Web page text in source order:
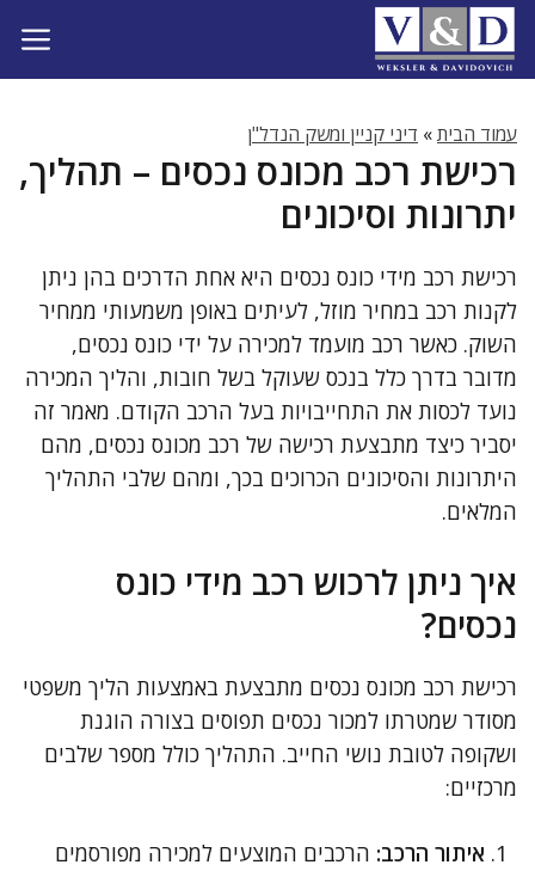
לדלג
לתוכן
עמוד הבית» דיני קניין ומשק הנדל"ן
רכישת רכב מכונס נכסים – תהליך,
יתרונות וסיכונים
רכישת רכב מידי כונס נכסים היא אחת הדרכים בהן ניתן
לקנות רכב במחיר מוזל, לעיתים באופן משמעותי ממחיר
השוק. כאשר רכב מועמד למכירה על ידי כונס נכסים,
מדובר בדרך כלל בנכס שעוקל בשל חובות, והליך המכירה
נועד לכסות את התחייבויות בעל הרכב הקודם. מאמר זה
יסביר כיצד מתבצעת רכישה של רכב מכונס נכסים, מהם
היתרונות והסיכונים הכרוכים בכך, ומהם שלבי התהליך
המלאים.
איך ניתן לרכוש רכב מידי כונס
נכסים?
רכישת רכב מכונס נכסים מתבצעת באמצעות הליך משפטי
מסודר שמטרתו למכור נכסים תפוסים בצורה הוגנת
ושקופה לטובת נושי החייב. התהליך כולל מספר שלבים
מרכזיים:
איתור הרכב: הרכבים המוצעים למכירה מפורסמים